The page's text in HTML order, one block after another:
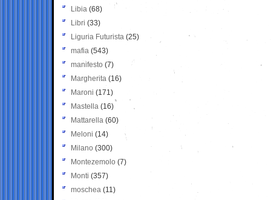
Libia (68)
Libri (33)
Liguria Futurista (25)
mafia (543)
manifesto (7)
Margherita (16)
Maroni (171)
Mastella (16)
Mattarella (60)
Meloni (14)
Milano (300)
Montezemolo (7)
Monti (357)
moschea (11)